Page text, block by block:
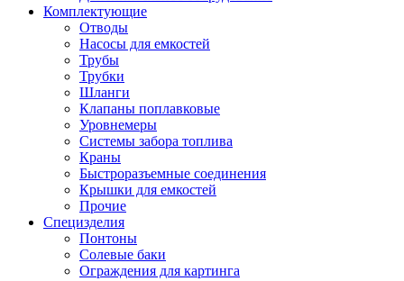
Комплектующие
Отводы
Насосы для емкостей
Трубы
Трубки
Шланги
Клапаны поплавковые
Уровнемеры
Системы забора топлива
Краны
Быстроразъемные соединения
Крышки для емкостей
Прочие
Специзделия
Понтоны
Солевые баки
Ограждения для картинга